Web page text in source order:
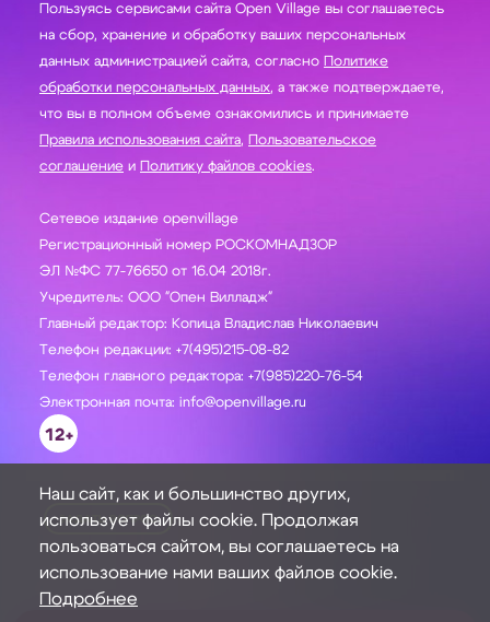
Пользуясь сервисами сайта Open Village вы соглашаетесь
на сбор, хранение и обработку ваших персональных
данных администрацией сайта, согласно Политике
обработки персональных данных, а также подтверждаете,
что вы в полном объеме ознакомились и принимаете
Правила использования сайта, Пользовательское
соглашение и Политику файлов cookies.
Сетевое издание openvillage
Регистрационный номер РОСКОМНАДЗОР
ЭЛ №ФС 77-76650 от 16.04 2018г.
Учредитель: ООО "Опен Вилладж"
Главный редактор: Копица Владислав Николаевич
Телефон редакции: +7(495)215-08-82
Телефон главного редактора: +7(985)220-76-54
Электронная почта: info@openvillage.ru
12+
ЗАДАТЬ ВОПРОС
Наш сайт, как и большинство других,
использует файлы cookie. Продолжая
пользоваться сайтом, вы соглашаетесь на
использование нами ваших файлов cookie.
Подробнее